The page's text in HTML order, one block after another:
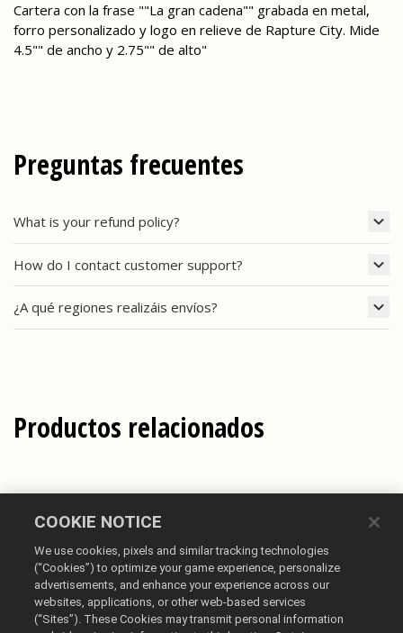
Cartera con la frase ""La gran cadena"" grabada en metal,
forro personalizado y logo en relieve de Rapture City. Mide
4.5"" de ancho y 2.75"" de alto"
Preguntas frecuentes
What is your refund policy?
How do I contact customer support?
¿A qué regiones realizáis envíos?
Productos relacionados
COOKIE NOTICE
We use cookies, pixels and similar tracking technologies
(“Cookies”) to optimize your game experience, personalize
advertisements, and enhance your experience across our
websites, applications, or other web-based services
(“Sites”). These Cookies may transmit personal information